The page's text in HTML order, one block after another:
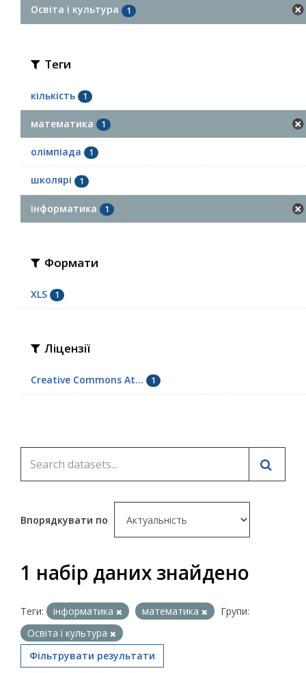
Освіта і культура 1
Теги
кількість 1
математика 1
олімпіада 1
школярі 1
інформатика 1
Формати
XLS 1
Ліцензії
Creative Commons At... 1
Впорядкувати по
1 набір даних знайдено
Теги: інформатика математика
Групи:
Освіта і культура
Фільтрувати результати